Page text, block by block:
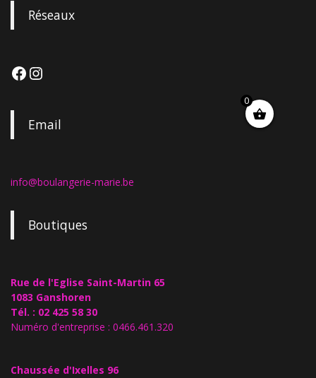
Réseaux
Email
info@boulangerie-marie.be
Boutiques
Rue de l'Eglise Saint-Martin 65
1083 Ganshoren
Tél. : 02 425 58 30
Numéro d'entreprise : 0466.461.320
Chaussée d'Ixelles 96
0